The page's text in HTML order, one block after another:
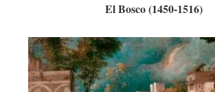
El Bosco (1450-1516)